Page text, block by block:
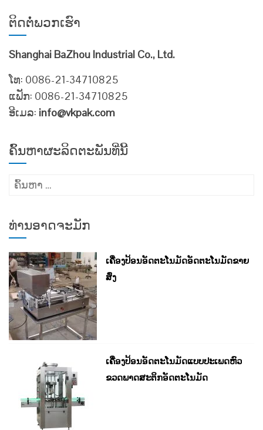
ຕິດ​ຕໍ່​ພວກ​ເຮົາ
Shanghai BaZhou Industrial Co., Ltd.
ໂທ: 0086-21-34710825
ແຟັກ: 0086-21-34710825
ອີເມລ: info@vkpak.com
ຄົ້ນຫາຜະລິດຕະພັນທີ່ນີ້
ຄົ້ນຫາ
ທ່ານອາດຈະມັກ
ເຄື່ອງປ້ອນອັດຕະໂນມັດອັດຕະໂນມັດຂາຍ
ສົ່ງ
ເຄື່ອງປ້ອນອັດຕະໂນມັດແບບປະເພດຫົວ
ຂວດພາດສະຕິກອັດຕະໂນມັດ